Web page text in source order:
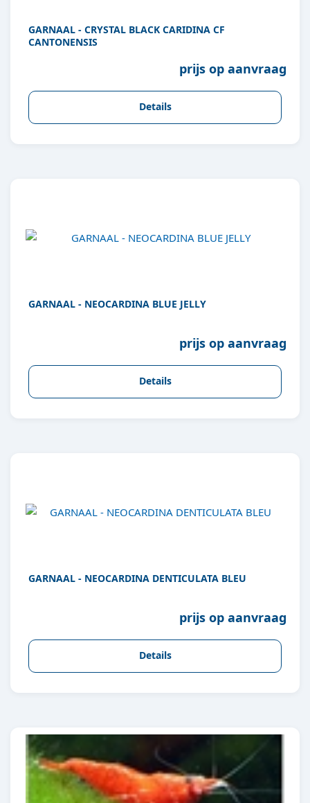
GARNAAL - CRYSTAL BLACK CARIDINA CF
CANTONENSIS
prijs op aanvraag
Details
GARNAAL - NEOCARDINA BLUE JELLY
prijs op aanvraag
Details
GARNAAL - NEOCARDINA DENTICULATA BLEU
prijs op aanvraag
Details